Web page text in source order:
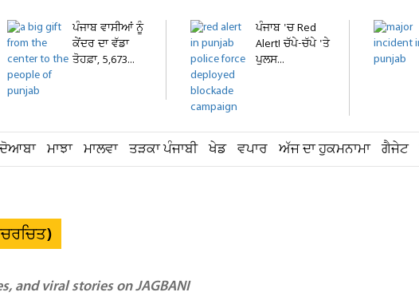
ਪੰਜਾਬ ਵਾਸੀਆਂ ਨੂੰ
ਕੇਂਦਰ ਦਾ ਵੱਡਾ
ਤੋਹਫ਼ਾ, 5,673...
ਪੰਜਾਬ 'ਚ Red
Alert! ਚੱਪੇ-ਚੱਪੇ 'ਤੇ
ਪੁਲਸ...
ਦੋਆਬਾ ਮਾਝਾ ਮਾਲਵਾ ਤੜਕਾ ਪੰਜਾਬੀ ਖੇਡ ਵਪਾਰ ਅੱਜ ਦਾ ਹੁਕਮਨਾਮਾ ਗੈਜੇਟ
and viral stories on JAGBANI